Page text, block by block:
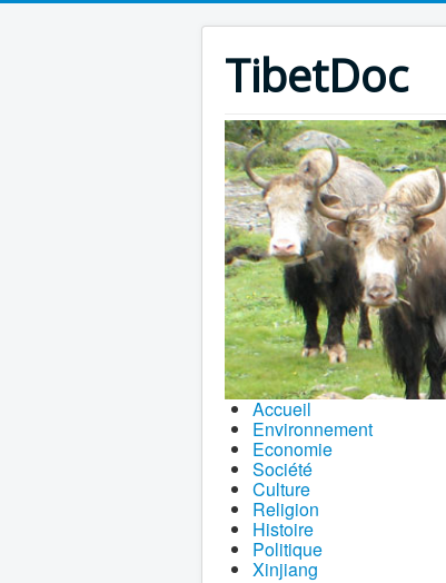
TibetDoc
Accueil
Environnement
Economie
Société
Culture
Religion
Histoire
Politique
Xinjiang